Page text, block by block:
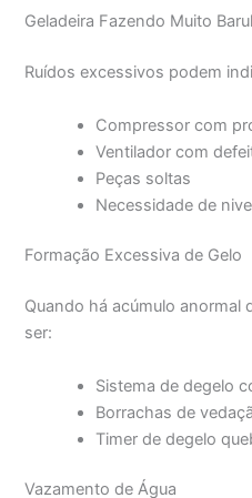
Geladeira Fazendo Muito
Ruídos excessivos podem
Compressor com
Ventilador com
Peças soltas
Necessidade de
Formação Excessiva de Gelo
Quando há acúmulo anormal
ser:
Sistema de degelo
Borrachas de
Timer de degelo
Vazamento de Água